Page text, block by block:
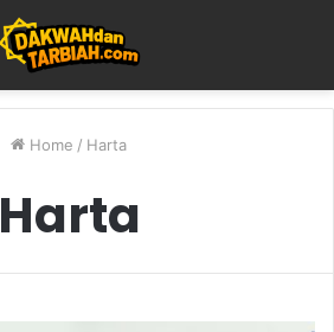
Home / Harta
Harta